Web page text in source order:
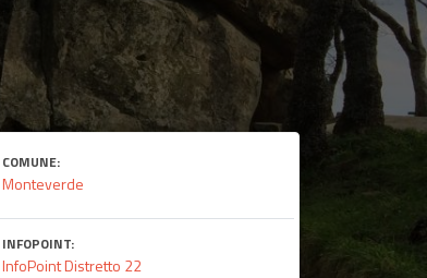
COMUNE:
Monteverde
INFOPOINT:
InfoPoint Distretto 22